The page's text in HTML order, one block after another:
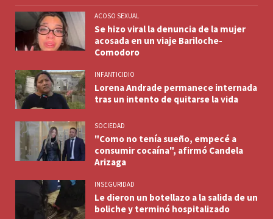
ACOSO SEXUAL
Se hizo viral la denuncia de la mujer
acosada en un viaje Bariloche-
Comodoro
INFANTICIDIO
Lorena Andrade permanece internada
tras un intento de quitarse la vida
SOCIEDAD
"Como no tenía sueño, empecé a
consumir cocaína", afirmó Candela
Arizaga
INSEGURIDAD
Le dieron un botellazo a la salida de un
boliche y terminó hospitalizado